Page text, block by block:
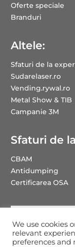
Oferte speciale
Branduri
Altele:
Sfaturi de la
Sudarelaser.ro
Vending.rywal.ro
Metal Show & TIB
Campanie 3M
Sfaturi de
CBAM
Antidumping
Certificarea OSA
We use cookies
relevant
preferences and